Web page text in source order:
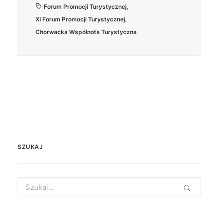
Forum Promocji Turystycznej,
XI Forum Promocji Turystycznej,
Chorwacka Wspólnota Turystyczna
SZUKAJ
for: